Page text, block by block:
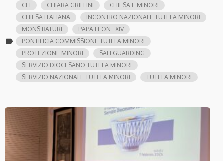
label
CEI CHIARA GRIFFINI
CHIESA E MINORI
CHIESA ITALIANA
INCONTRO NAZIONALE TUTELA MINORI
MONS BATURI
PAPA LEONE XIV
PONTIFICIA COMMISSIONE TUTELA MINORI
PROTEZIONE MINORI
SAFEGUARDING
SERVIZIO DIOCESANO TUTELA MINORI
SERVIZIO NAZIONALE TUTELA MINORI
TUTELA MINORI